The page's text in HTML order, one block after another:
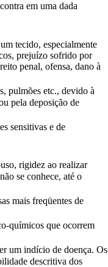
em uma dada
tecido, especialmente
prejuízo sofrido por
penal, ofensa, dano à
pulmões etc., devido à
pela deposição de
sensitivas e de
rigidez ao realizar
se conhece, até o
mais freqüentes de
químicos que ocorrem
um indício de doença. Os
descritiva dos